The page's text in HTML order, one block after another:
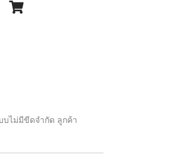
บไม่มีขีดจำกัด ลูกค้า